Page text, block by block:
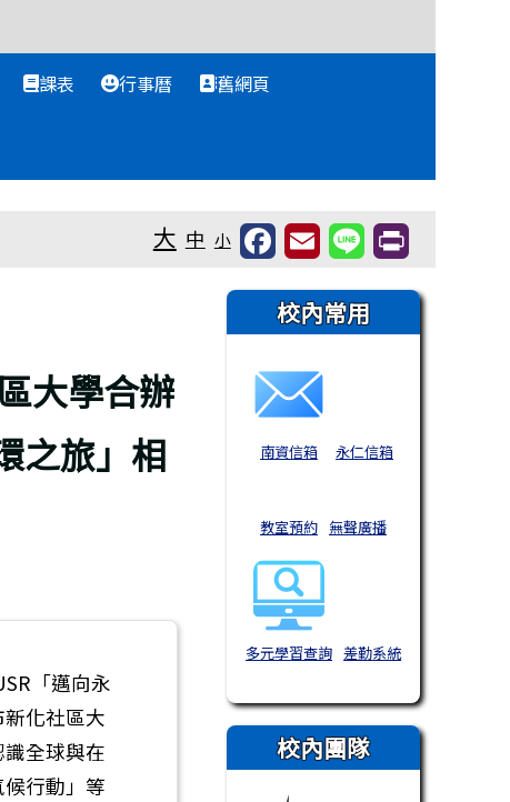
課表 行事曆 舊網頁
大 中 小
大學合辦
之旅」相
「邁向永
化社區大
全球與在
行動」等
右邊區域內容
校內常用
南資信箱 永仁信箱
教室預約 無聲廣播
多元學習查詢 差勤系統
校內團隊